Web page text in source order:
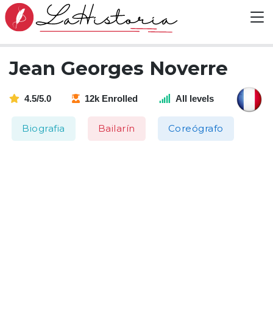
Jean Georges Noverre
4.5/5.0 12k Enrolled All levels
Biografia Bailarín Coreógrafo